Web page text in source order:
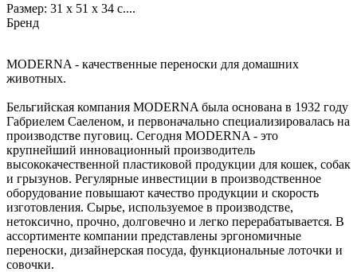
Размер: 31 х 51 х 34 с....
Бренд
MODERNA - качественные переноски для домашних
животных.
Бельгийская компания MODERNA была основана в 1932 году
Габриелем Саеленом, и первоначально специализировалась на
производстве пуговиц. Сегодня MODERNA - это
крупнейший инновационный производитель
высококачественной пластиковой продукции для кошек, собак
и грызунов. Регулярные инвестиции в производственное
оборудование повышают качество продукции и скорость
изготовления. Сырье, используемое в производстве,
нетоксично, прочно, долговечно и легко перерабатывается. В
ассортименте компании представлены эргономичные
переноски, дизайнерская посуда, функциональные лоточки и
совочки.